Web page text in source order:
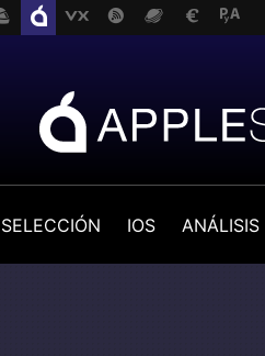
IOS ANÁLISIS